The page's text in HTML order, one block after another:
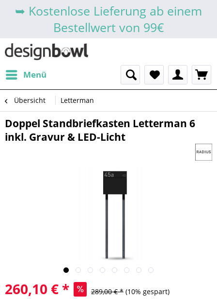
➥ Kostenlose Lieferung ab einem
Bestellwert von 99€
Menü
Übersicht Letterman
Doppel Standbriefkasten Letterman 6
inkl. Gravur & LED-Licht
260,10 € * 289,00 € * (10% gespart)